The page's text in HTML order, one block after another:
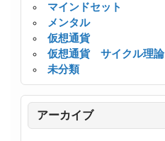
マインドセット
メンタル
仮想通貨
仮想通貨 サイクル理論
未分類
アーカイブ